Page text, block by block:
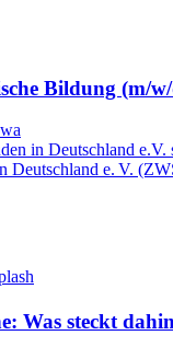
Bildung (m/
in Deutschland
Deutschland e. V.
Was steckt